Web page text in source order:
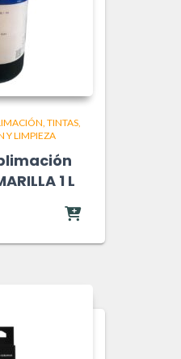
TINTAS,
Y LIMPIEZA
1 L